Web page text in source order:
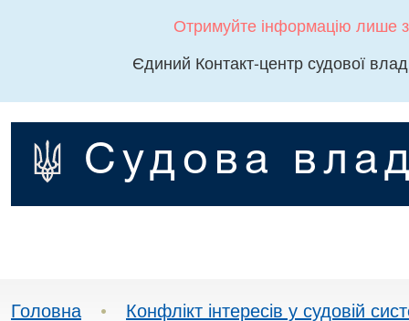
Отримуйте інформацію лише
Єдиний Контакт-центр судової
Судова
Головна • Конфлікт інтересів у судовій